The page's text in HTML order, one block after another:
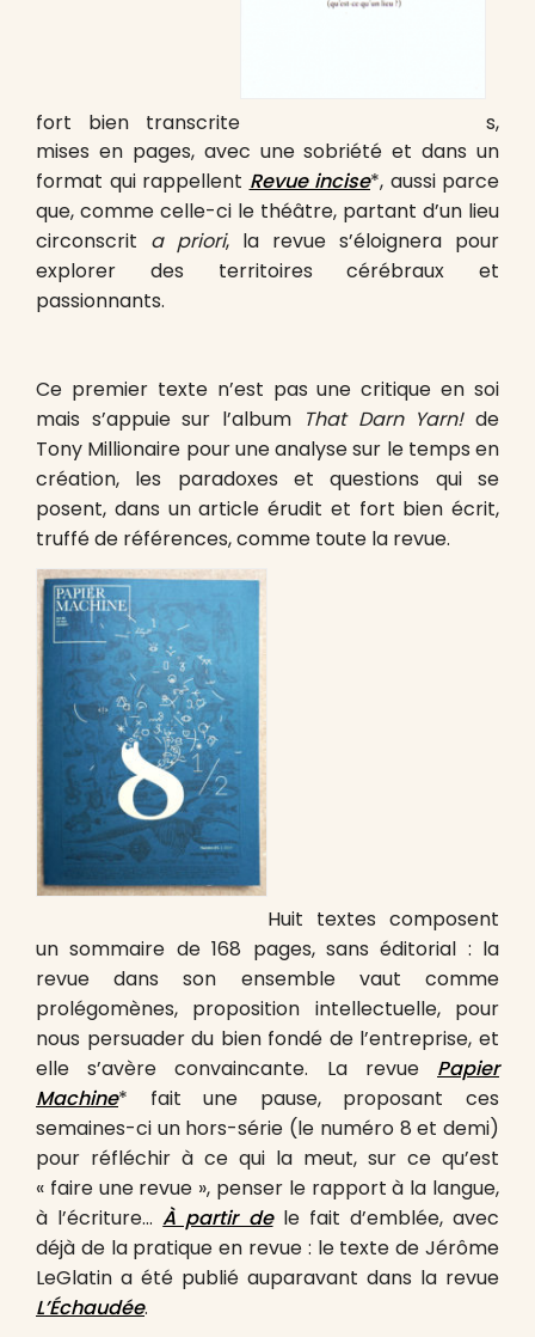
fort bien transcrite
s,
mises en pages, avec une sobriété et dans un
format qui rappellent Revue incise*, aussi parce
que, comme celle-ci le théâtre, partant d’un lieu
circonscrit a priori, la revue s’éloignera pour
explorer des territoires cérébraux et
passionnants.
Ce premier texte n’est pas une critique en soi
mais s’appuie sur l’album That Darn Yarn!de
Tony Millionaire pour une analyse sur le temps en
création, les paradoxes et questions qui se
posent, dans un article érudit et fort bien écrit,
truffé de références, comme toute la revue.
Huit textes composent
un sommaire de 168 pages, sans éditorial : la
revue dans son ensemble vaut comme
prolégomènes, proposition intellectuelle, pour
nous persuader du bien fondé de l’entreprise, et
elle s’avère convaincante. La revue Papier
Machine* fait une pause, proposant ces
semaines-ci un hors-série (le numéro 8 et demi)
pour réfléchir à ce qui la meut, sur ce qu’est
« faire une revue », penser le rapport à la langue,
à l’écriture…À partir dele fait d’emblée, avec
déjà de la pratique en revue : le texte de Jérôme
LeGlatin a été publié auparavant dans la revue
L’Échaudée.